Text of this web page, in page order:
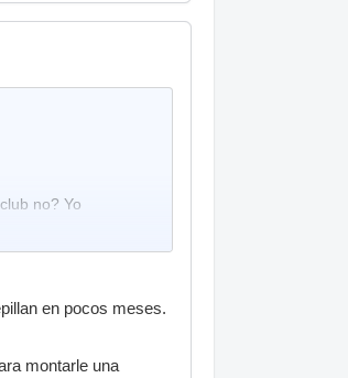
no? Yo
en pocos meses.
montarle una